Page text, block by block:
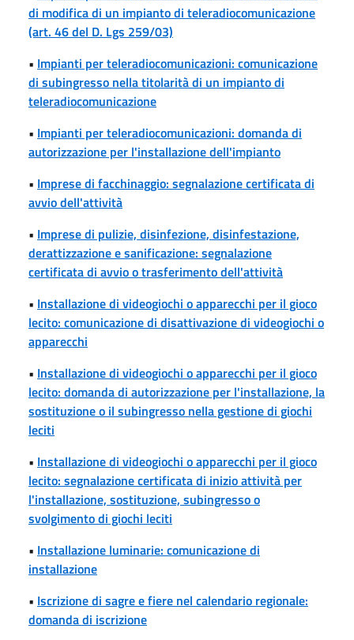
di modifica di un impianto di teleradiocomunicazione
(art. 46 del D. Lgs 259/03)
• Impianti per teleradiocomunicazioni: comunicazione
di subingresso nella titolarità di un impianto di
teleradiocomunicazione
• Impianti per teleradiocomunicazioni: domanda di
autorizzazione per l'installazione dell'impianto
• Imprese di facchinaggio: segnalazione certificata di
avvio dell'attività
• Imprese di pulizie, disinfezione, disinfestazione,
derattizzazione e sanificazione: segnalazione
certificata di avvio o trasferimento dell'attività
• Installazione di videogiochi o apparecchi per il gioco
lecito: comunicazione di disattivazione di videogiochi o
apparecchi
• Installazione di videogiochi o apparecchi per il gioco
lecito: domanda di autorizzazione per l'installazione, la
sostituzione o il subingresso nella gestione di giochi
leciti
• Installazione di videogiochi o apparecchi per il gioco
lecito: segnalazione certificata di inizio attività per
l'installazione, sostituzione, subingresso o
svolgimento di giochi leciti
• Installazione luminarie: comunicazione di
installazione
• Iscrizione di sagre e fiere nel calendario regionale:
domanda di iscrizione